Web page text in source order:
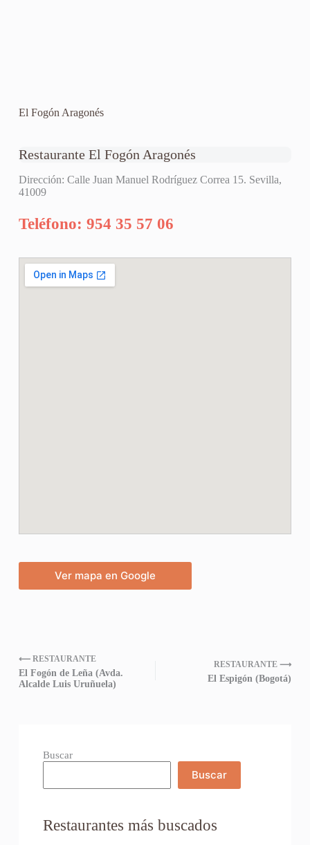
El Fogón Aragonés
Restaurante El Fogón Aragonés
Dirección: Calle Juan Manuel Rodríguez Correa 15. Sevilla,
41009
Teléfono: 954 35 57 06
Ver mapa en Google
⟵ RESTAURANTE
El Fogón de Leña (Avda.
Alcalde Luis Uruñuela)
RESTAURANTE ⟶
El Espigón (Bogotá)
Buscar
Buscar
Restaurantes más buscados